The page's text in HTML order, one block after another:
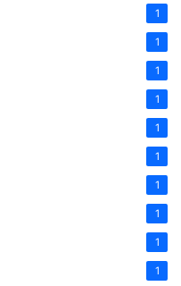
1
1
1
1
1
1
1
1
1
1